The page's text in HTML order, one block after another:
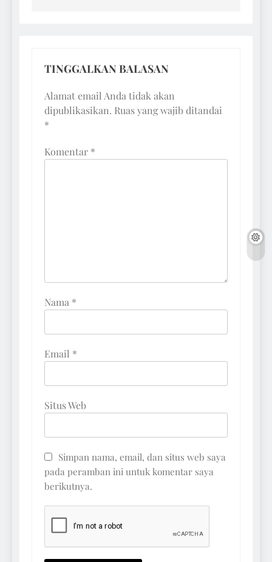
TINGGALKAN BALASAN
Alamat email Anda tidak akan
dipublikasikan. Ruas yang wajib ditandai
*
Komentar *
Nama *
Email *
Situs Web
Simpan nama, email, dan situs web saya
pada peramban ini untuk komentar saya
berikutnya.